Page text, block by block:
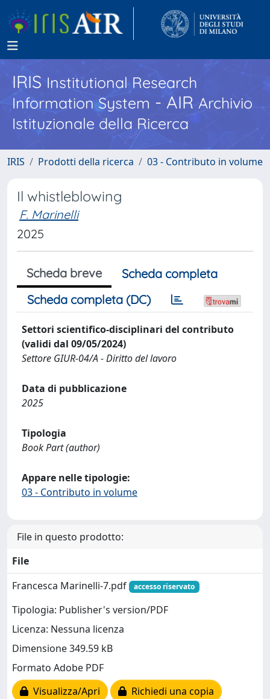
IRISInstitutional Research
Information System - AIR Archivio
Istituzionale della Ricerca
IRIS Prodotti della ricerca 03 - Contributo in volume
Il whistleblowing
F. Marinelli
2025
Scheda breve
Scheda completa
Scheda completa (DC)
Settori scientifico-disciplinari del contributo
(validi dal 09/05/2024)
Settore GIUR-04/A - Diritto del lavoro
Data di pubblicazione
2025
Tipologia
Book Part (author)
Appare nelle tipologie:
03 - Contributo in volume
File in questo prodotto:
File
Francesca Marinelli-7.pdf
accesso riservato
Tipologia: Publisher's version/PDF
Licenza: Nessuna licenza
Dimensione 349.59 kB
Formato Adobe PDF
Visualizza/Apri
Richiedi una copia